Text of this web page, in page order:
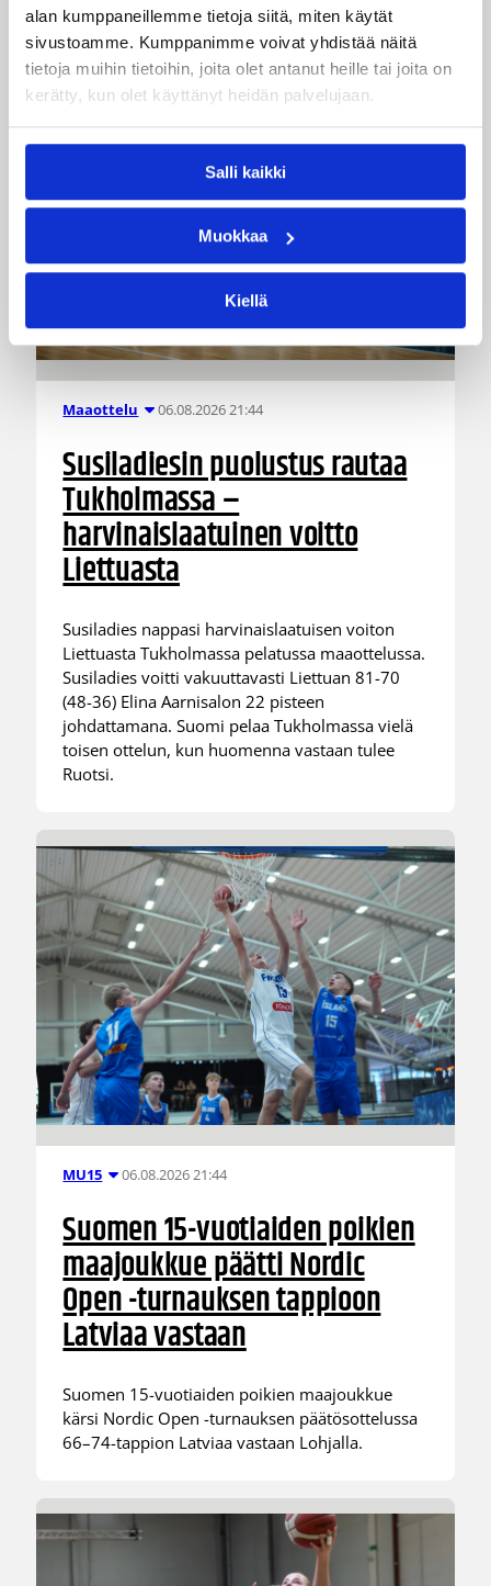
alan kumppaneillemme tietoja siitä, miten käytät
sivustoamme. Kumppanimme voivat yhdistää näitä
tietoja muihin tietoihin, joita olet antanut heille tai joita on
kerätty, kun olet käyttänyt heidän palvelujaan.
Salli kaikki
Muokkaa
Kiellä
Katso myös
Maaottelu 06.08.2026 21:44
Susiladiesin puolustus rautaa
Tukholmassa –
harvinaislaatuinen voitto
Liettuasta
Susiladies nappasi harvinaislaatuisen voiton
Liettuasta Tukholmassa pelatussa maaottelussa.
Susiladies voitti vakuuttavasti Liettuan 81-70
(48-36) Elina Aarnisalon 22 pisteen
johdattamana. Suomi pelaa Tukholmassa vielä
toisen ottelun, kun huomenna vastaan tulee
Ruotsi.
MU15 06.08.2026 21:44
Suomen 15-vuotiaiden poikien
maajoukkue päätti Nordic
Open -turnauksen tappioon
Latviaa vastaan
Suomen 15-vuotiaiden poikien maajoukkue
kärsi Nordic Open -turnauksen päätösottelussa
66–74-tappion Latviaa vastaan Lohjalla.